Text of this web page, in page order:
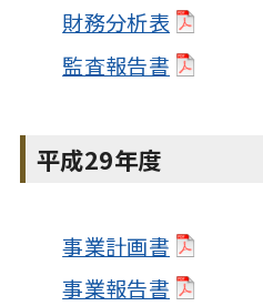
財務分析表
監査報告書
平成29年度
事業計画書
事業報告書